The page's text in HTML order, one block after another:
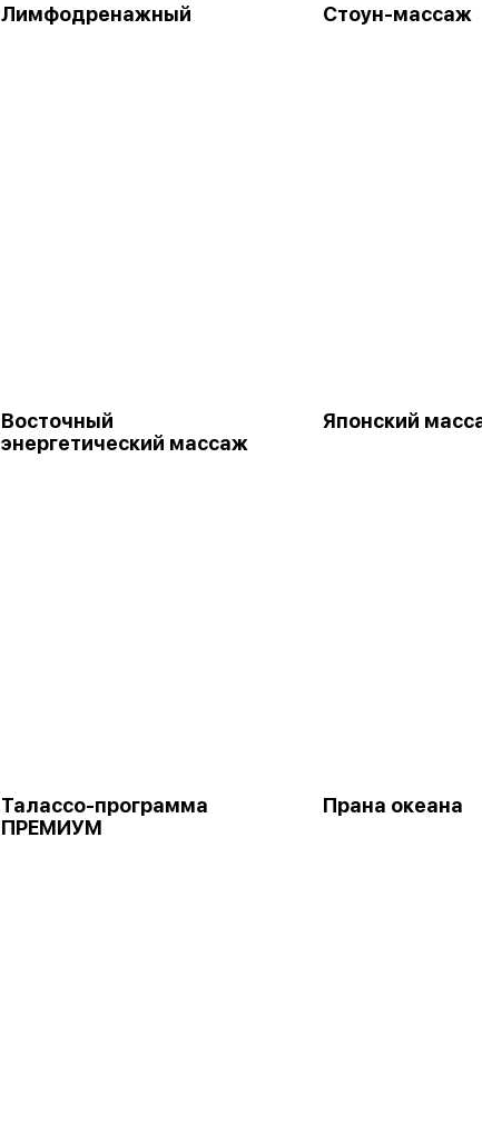
Лимфодренажный Стоун-массаж
Восточный
энергетический массаж
Японский
Талассо-программа
ПРЕМИУМ
Прана океана